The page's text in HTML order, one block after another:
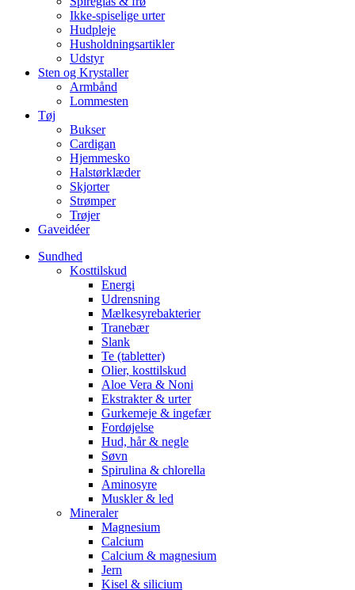
Ikke-spiselige urter
Hudpleje
Husholdningsartikler
Udstyr
Sten og Krystaller
Armbånd
Lommesten
Tøj
Bukser
Cardigan
Hjemmesko
Halstørklæder
Skjorter
Strømper
Trøjer
Gaveidéer
Sundhed
Kosttilskud
Energi
Udrensning
Mælkesyrebakterier
Tranebær
Slank
Te (tabletter)
Olier, kosttilskud
Aloe Vera & Noni
Ekstrakter & urter
Gurkemeje & ingefær
Fordøjelse
Hud, hår & negle
Søvn
Spirulina & chlorella
Aminosyre
Muskler & led
Mineraler
Magnesium
Calcium
Calcium & magnesium
Jern
Kisel & silicium